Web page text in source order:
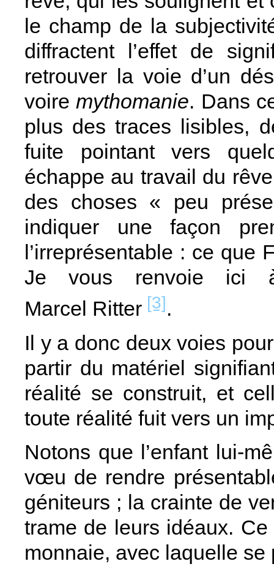
le champ de la
diffractent l’effet de
retrouver la voie d’un
voiremythomanie. Dans
plus des traces lisibles,
fuite pointant vers
échappe au travail du
des choses « peu
indiquer une façon
l’irreprésentable : ce que
Je vous renvoie ici
Marcel Ritter [3].
Il y a donc deux voies
partir du matériel
réalité se construit, et
toute réalité fuit vers un
Notons que l’enfant lui-
vœu de rendre
géniteurs ; la crainte de
trame de leurs idéaux.
monnaie, avec laquelle se